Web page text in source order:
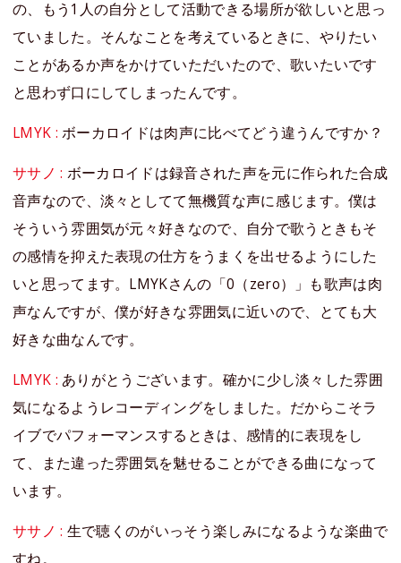
の、もう1人の自分として活動できる場所が欲しいと思っ
ていました。そんなことを考えているときに、やりたい
ことがあるか声をかけていただいたので、歌いたいです
と思わず口にしてしまったんです。
LMYK :ボーカロイドは肉声に比べてどう違うんですか？
ササノ : ボーカロイドは録音された声を元に作られた合成
音声なので、淡々としてて無機質な声に感じます。僕は
そういう雰囲気が元々好きなので、自分で歌うときもそ
の感情を抑えた表現の仕方をうまくを出せるようにした
いと思ってます。LMYKさんの「0（zero）」も歌声は肉
声なんですが、僕が好きな雰囲気に近いので、とても大
好きな曲なんです。
LMYK : ありがとうございます。確かに少し淡々した雰囲
気になるようレコーディングをしました。だからこそラ
イブでパフォーマンスするときは、感情的に表現をし
て、また違った雰囲気を魅せることができる曲になって
います。
ササノ : 生で聴くのがいっそう楽しみになるような楽曲で
すね。